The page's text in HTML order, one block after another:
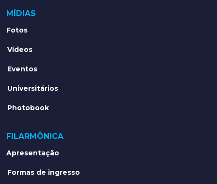
MÍDIAS
Fotos
Vídeos
Eventos
Universitários
Photobook
FILARMÔNICA
Apresentação
Formas de ingresso